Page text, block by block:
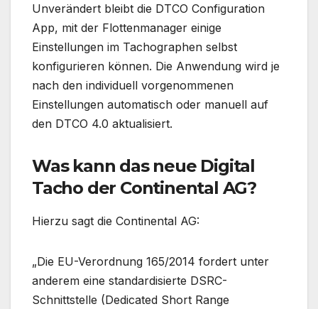
Unverändert bleibt die DTCO Configuration
App, mit der Flottenmanager einige
Einstellungen im Tachographen selbst
konfigurieren können. Die Anwendung wird je
nach den individuell vorgenommenen
Einstellungen automatisch oder manuell auf
den DTCO 4.0 aktualisiert.
Was kann das neue Digital
Tacho der Continental AG?
Hierzu sagt die Continental AG:
„Die EU-Verordnung 165/2014 fordert unter
anderem eine standardisierte DSRC-
Schnittstelle (Dedicated Short Range